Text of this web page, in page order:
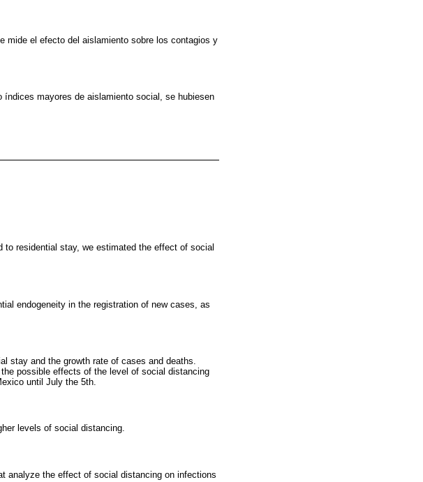
mide el efecto del aislamiento sobre los contagios y
mayores de aislamiento social, se hubiesen
to residential stay, we estimated the effect of social
endogeneity in the registration of new cases, as
stay and the growth rate of cases and deaths.
possible effects of the level of social distancing
until July the 5th.
levels of social distancing.
analyze the effect of social distancing on infections